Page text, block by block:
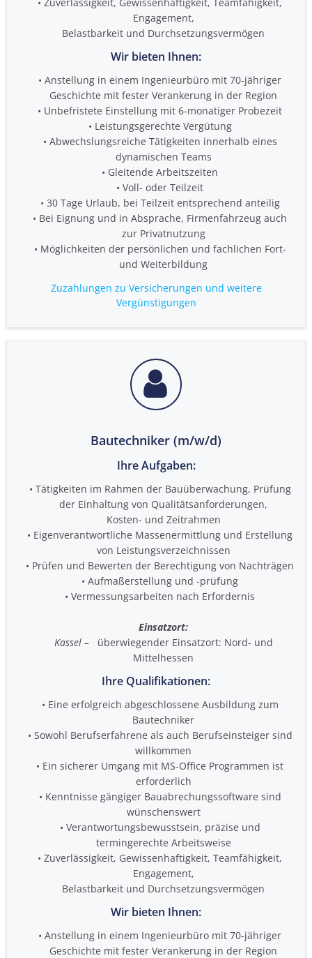
Engagement,
Belastbarkeit und Durchsetzungsvermögen
Wir bieten Ihnen:
Anstellung in einem Ingenieurbüro mit 70-jähriger
Geschichte mit fester Verankerung in der Region
Unbefristete Einstellung mit 6-monatiger Probezeit
Leistungsgerechte Vergütung
Abwechslungsreiche Tätigkeiten innerhalb eines
dynamischen Teams
Gleitende Arbeitszeiten
Voll- oder Teilzeit
30 Tage Urlaub, bei Teilzeit entsprechend anteilig
Bei Eignung und in Absprache, Firmenfahrzeug auch
zur Privatnutzung
Möglichkeiten der persönlichen und fachlichen Fort-
und Weiterbildung
Zuzahlungen zu Versicherungen und weitere
Vergünstigungen
Bautechniker (m/w/d)
Ihre Aufgaben:
Tätigkeiten im Rahmen der Bauüberwachung, Prüfung
der Einhaltung von Qualitätsanforderungen,
Kosten- und Zeitrahmen
Eigenverantwortliche Massenermittlung und Erstellung
von Leistungsverzeichnissen
Prüfen und Bewerten der Berechtigung von Nachträgen
Aufmaßerstellung und -prüfung
Vermessungsarbeiten nach Erfordernis
Einsatzort:
Kassel –
überwiegender Einsatzort: Nord- und
Mittelhessen
Ihre Qualifikationen:
Eine erfolgreich abgeschlossene Ausbildung zum
Bautechniker
Sowohl Berufserfahrene als auch Berufseinsteiger sind
willkommen
Ein sicherer Umgang mit MS-Office Programmen ist
erforderlich
Kenntnisse gängiger Bauabrechungssoftware sind
wünschenswert
Verantwortungsbewusstsein, präzise und
termingerechte Arbeitsweise
Zuverlässigkeit, Gewissenhaftigkeit, Teamfähigkeit,
Engagement,
Belastbarkeit und Durchsetzungsvermögen
Wir bieten Ihnen:
Anstellung in einem Ingenieurbüro mit 70-jähriger
Geschichte mit fester Verankerung in der Region